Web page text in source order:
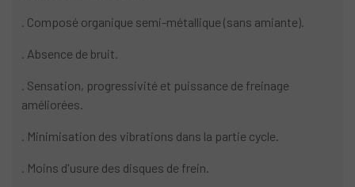
. Composé organique semi-métallique (sans amiante).
. Absence de bruit.
. Sensation, progressivité et puissance de freinage
améliorées.
. Minimisation des vibrations dans la partie cycle.
. Moins d'usure des disques de frein.